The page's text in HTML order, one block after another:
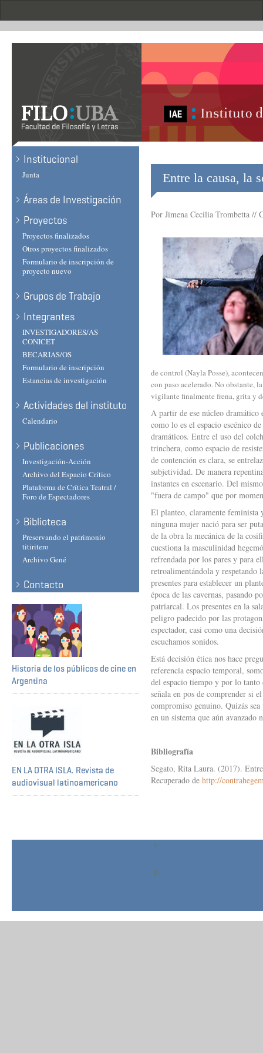
Institucional
Junta
Áreas de Investigación
Proyectos
Proyectos finalizados
Otros proyectos finalizados
Formulario de inscripción de
proyecto nuevo
Grupos de Trabajo
Integrantes
INVESTIGADORES/AS
CONICET
BECARIAS/OS
Formulario de inscripción
Estancias de investigación
Actividades del instituto
Calendario
Publicaciones
Investigación-Acción
Archivo del Espacio Crítico
Plataforma de Crítica Teatral /
Foro de Espectadores
Biblioteca
Preservando el patrimonio
titiritero
Archivo Gené
Contacto
Historia de los públicos de cine en
Argentina
EN LA OTRA ISLA. Revista de
audiovisual latinoamericano
Entre la causa, la
Por Jimena Cecilia Trombetta //
de control (Nayla Posse),
con paso acelerado. No obstante,
vigilante finalmente frena, grita y
A partir de ese núcleo dramático
como lo es el espacio escénico
dramáticos. Entre el uso del
trinchera, como espacio de
de contención es clara, se
subjetividad. De manera
instantes en escenario. Del
"fuera de campo" que por
El planteo, claramente feminista
ninguna mujer nació para ser
de la obra la mecánica de la
cuestiona la masculinidad
refrendada por los pares y para
retroalimentándola y respetando
presentes para establecer un
época de las cavernas, pasando
patriarcal. Los presentes en la
peligro padecido por las
espectador, casi como una
escuchamos sonidos.
Está decisión ética nos hace
referencia espacio temporal,
del espacio tiempo y por lo
señala en pos de comprender si
compromiso genuino. Quizás
en un sistema que aún
Bibliografía
Segato, Rita Laura. (2017).
Recuperado de http://